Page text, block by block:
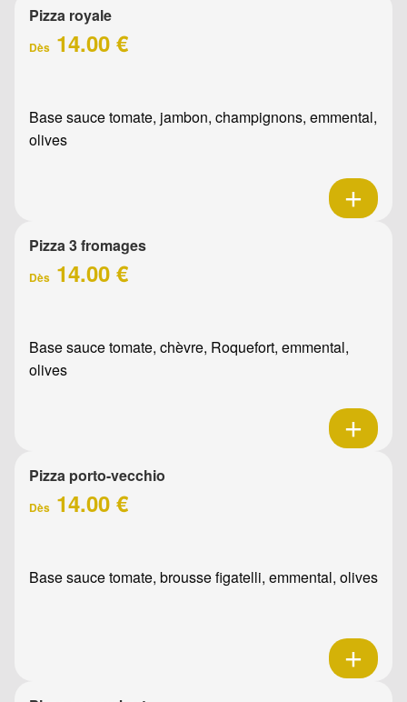
Pizza royale
Dès 14.00 €
Base sauce tomate, jambon, champignons, emmental,
olives
Pizza 3 fromages
Dès 14.00 €
Base sauce tomate, chèvre, Roquefort, emmental,
olives
Pizza porto-vecchio
Dès 14.00 €
Base sauce tomate, brousse figatelli, emmental, olives